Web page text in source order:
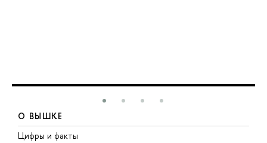
О ВЫШКЕ
Цифры и факты